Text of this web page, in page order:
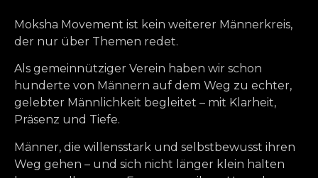
Moksha Movement ist kein weiterer Männerkreis,
der nur über Themen redet.
Als gemeinnütziger Verein haben wir schon
hunderte von Männern auf dem Weg zu echter,
gelebter Männlichkeit begleitet – mit Klarheit,
Präsenz und Tiefe.
Männer, die willensstark und selbstbewusst ihren
Weg gehen – und sich nicht länger klein halten